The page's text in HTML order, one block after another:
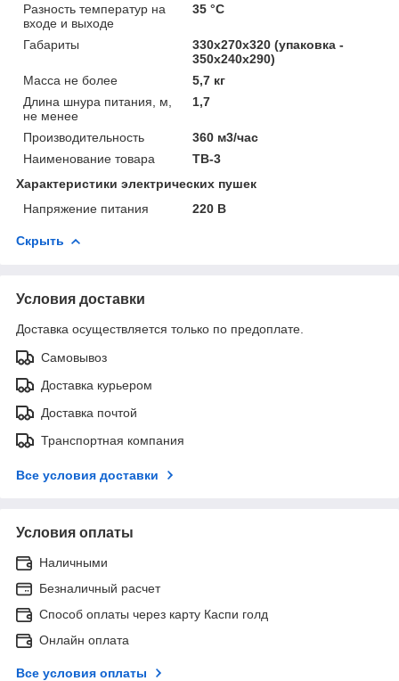
Разность температур на
входе и выходе
35 °С
Габариты
330х270х320 (упаковка -
350х240х290)
Масса не более
5,7 кг
Длина шнура питания, м,
не менее
1,7
Производительность
360 м3/час
Наименование товара
ТВ-3
Характеристики электрических пушек
Напряжение питания
220 В
Скрыть
Условия доставки
Доставка осуществляется только по предоплате.
Самовывоз
Доставка курьером
Доставка почтой
Транспортная компания
Все условия доставки
Условия оплаты
Наличными
Безналичный расчет
Способ оплаты через карту Каспи голд
Онлайн оплата
Все условия оплаты